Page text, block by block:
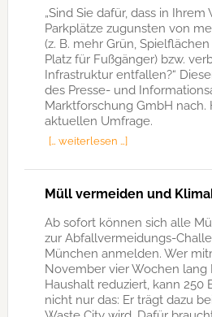
„Sind Sie dafür, dass in
Parkplätze zugunsten von
(z. B. mehr Grün,
Platz für Fußgänger) bzw.
Infrastruktur entfallen?“
des Presse- und
Marktforschung GmbH nach.
aktuellen Umfrage.
[… weiterlesen …]
Müll vermeiden und
Ab sofort können sich alle
zur Abfallvermeidungs-
München anmelden. Wer
November vier Wochen lang
Haushalt reduziert, kann 250
nicht nur das: Er trägt dazu